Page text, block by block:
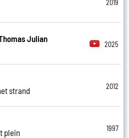
2019
Julian
2025
strand
2012
plein
1997